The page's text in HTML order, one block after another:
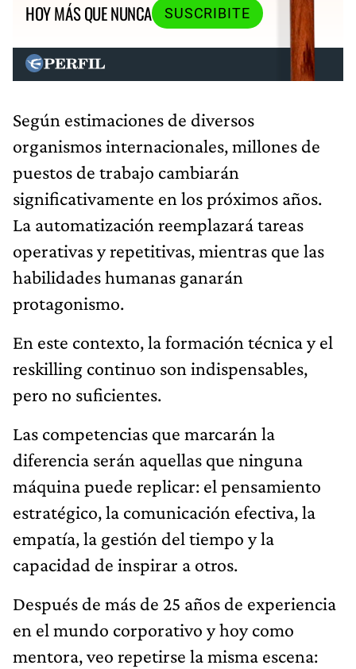
HOY MÁS QUE NUNCA
SUSCRIBITE
Según estimaciones de diversos
organismos internacionales, millones de
puestos de trabajo cambiarán
significativamente en los próximos años.
La automatización reemplazará tareas
operativas y repetitivas, mientras que las
habilidades humanas ganarán
protagonismo.
En este contexto, la formación técnica y el
reskilling continuo son indispensables,
pero no suficientes.
Las competencias que marcarán la
diferencia serán aquellas que ninguna
máquina puede replicar: el pensamiento
estratégico, la comunicación efectiva, la
empatía, la gestión del tiempo y la
capacidad de inspirar a otros.
Después de más de 25 años de experiencia
en el mundo corporativo y hoy como
mentora, veo repetirse la misma escena: